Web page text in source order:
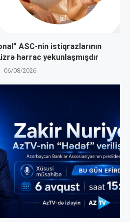
ASC-nin istiqrazlarının
hərrac yekunlaşmışdır
06/08/2026